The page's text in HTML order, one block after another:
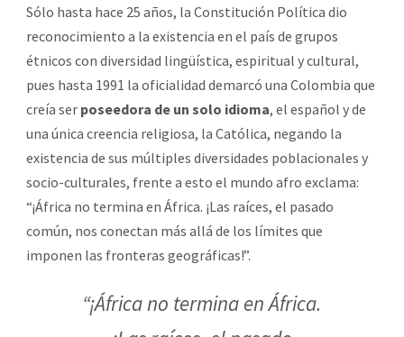
Sólo hasta hace 25 años, la Constitución Política dio
reconocimiento a la existencia en el país de grupos
étnicos con diversidad lingüística, espiritual y cultural,
pues hasta 1991 la oficialidad demarcó una Colombia que
creía ser poseedora de un solo idioma, el español y de
una única creencia religiosa, la Católica, negando la
existencia de sus múltiples diversidades poblacionales y
socio-culturales, frente a esto el mundo afro exclama:
“¡África no termina en África. ¡Las raíces, el pasado
común, nos conectan más allá de los límites que
imponen las fronteras geográficas!”.
“¡África no termina en África.